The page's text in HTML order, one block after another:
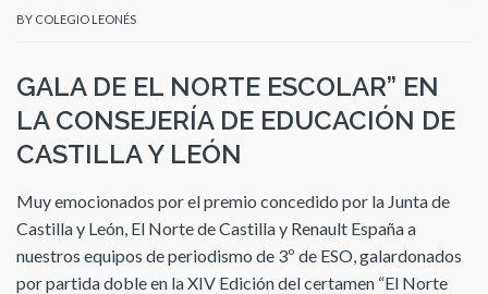
BY COLEGIO LEONÉS
GALA DE EL NORTE ESCOLAR” EN
LA CONSEJERÍA DE EDUCACIÓN DE
CASTILLA Y LEÓN
Muy emocionados por el premio concedido por la Junta de
Castilla y León, El Norte de Castilla y Renault España a
nuestros equipos de periodismo de 3º de ESO, galardonados
por partida doble en la XIV Edición del certamen “El Norte